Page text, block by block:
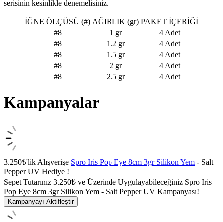
serisinin kesinlikle denemelisiniz.
İĞNE ÖLÇÜSÜ (#) AĞIRLIK (gr) PAKET İÇERİĞİ
#8
1 gr
4 Adet
#8
1.2 gr
4 Adet
#8
1.5 gr
4 Adet
#8
2 gr
4 Adet
#8
2.5 gr 4 Adet
Kampanyalar
3.250₺'lik Alışverişe Spro Iris Pop Eye 8cm 3gr Silikon Yem - Salt
Pepper UV Hediye !
Sepet Tutarınız 3.250₺ ve Üzerinde Uygulayabileceğiniz Spro Iris
Pop Eye 8cm 3gr Silikon Yem - Salt Pepper UV Kampanyası!
Kampanyayı Aktifleştir